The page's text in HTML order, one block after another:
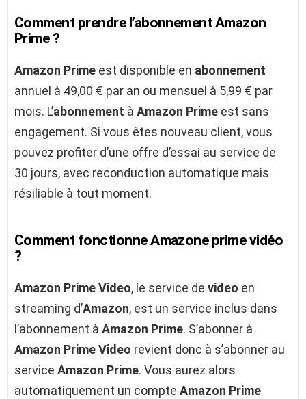
Comment prendre l’abonnement Amazon
Prime ?
Amazon Prime est disponible en abonnement
annuel à 49,00 € par an ou mensuel à 5,99 € par
mois. L’abonnement à Amazon Prime est sans
engagement. Si vous êtes nouveau client, vous
pouvez profiter d’une offre d’essai au service de
30 jours, avec reconduction automatique mais
résiliable à tout moment.
Comment fonctionne Amazone prime vidéo
?
Amazon Prime Video, le service de video en
streaming d’Amazon, est un service inclus dans
l’abonnement à Amazon Prime. S’abonner à
Amazon Prime Video revient donc à s’abonner au
service Amazon Prime. Vous aurez alors
automatiquement un compte Amazon Prime